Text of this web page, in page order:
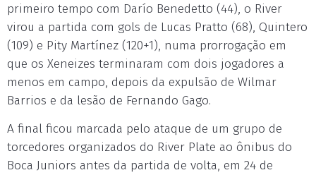
primeiro tempo com Darío Benedetto (44), o River
virou a partida com gols de Lucas Pratto (68), Quintero
(109) e Pity Martínez (120+1), numa prorrogação em
que os Xeneizes terminaram com dois jogadores a
menos em campo, depois da expulsão de Wilmar
Barrios e da lesão de Fernando Gago.
A final ficou marcada pelo ataque de um grupo de
torcedores organizados do River Plate ao ônibus do
Boca Juniors antes da partida de volta, em 24 de